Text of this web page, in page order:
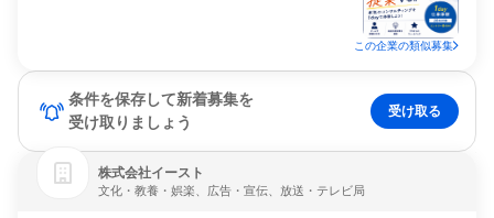
この企業の類似募集
条件を保存して新着募集を
受け取りましょう
受け取る
株式会社イースト
文化・教養・娯楽、広告・宣伝、放送・テレビ局